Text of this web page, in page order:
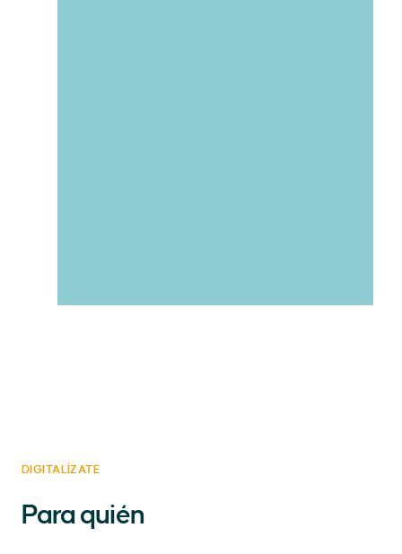
DIGITALÍZATE
Para quién